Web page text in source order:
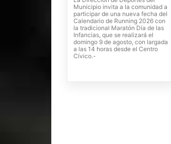
Municipio invita a la comunidad a
participar de una nueva fecha del
Calendario de Running 2026 con
la tradicional Maratón Día de las
Infancias, que se realizará el
domingo 9 de agosto, con largada
a las 14 horas desde el Centro
Cívico.-